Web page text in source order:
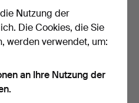
Nutzung der
Die Cookies, die Sie
werden verwendet, um:
an Ihre Nutzung der